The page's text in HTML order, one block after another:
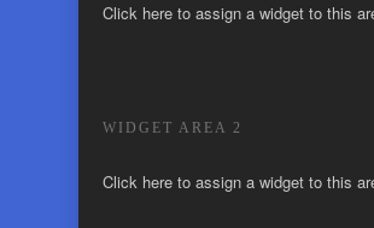
Click here to assign a widget to this
WIDGET AREA 2
Click here to assign a widget to this